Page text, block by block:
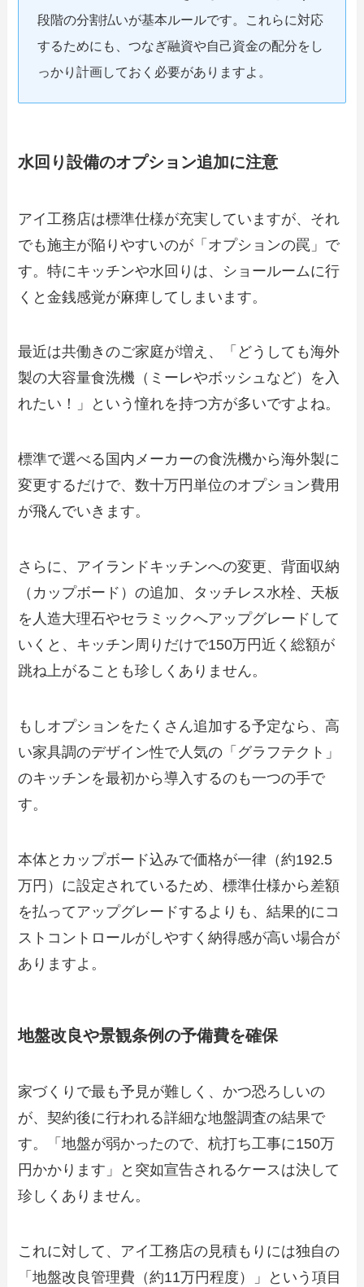
段階の分割払いが基本ルールです。これらに対応
するためにも、つなぎ融資や自己資金の配分をし
っかり計画しておく必要がありますよ。
水回り設備のオプション追加に注意
アイ工務店は標準仕様が充実していますが、それ
でも施主が陥りやすいのが「オプションの罠」で
す。特にキッチンや水回りは、ショールームに行
くと金銭感覚が麻痺してしまいます。
最近は共働きのご家庭が増え、「どうしても海外
製の大容量食洗機（ミーレやボッシュなど）を入
れたい！」という憧れを持つ方が多いですよね。
標準で選べる国内メーカーの食洗機から海外製に
変更するだけで、数十万円単位のオプション費用
が飛んでいきます。
さらに、アイランドキッチンへの変更、背面収納
（カップボード）の追加、タッチレス水栓、天板
を人造大理石やセラミックへアップグレードして
いくと、キッチン周りだけで150万円近く総額が
跳ね上がることも珍しくありません。
もしオプションをたくさん追加する予定なら、高
い家具調のデザイン性で人気の「グラフテクト」
のキッチンを最初から導入するのも一つの手で
す。
本体とカップボード込みで価格が一律（約192.5
万円）に設定されているため、標準仕様から差額
を払ってアップグレードするよりも、結果的にコ
ストコントロールがしやすく納得感が高い場合が
ありますよ。
地盤改良や景観条例の予備費を確保
家づくりで最も予見が難しく、かつ恐ろしいの
が、契約後に行われる詳細な地盤調査の結果で
す。「地盤が弱かったので、杭打ち工事に150万
円かかります」と突如宣告されるケースは決して
珍しくありません。
これに対して、アイ工務店の見積もりには独自の
「地盤改良管理費（約11万円程度）」という項目